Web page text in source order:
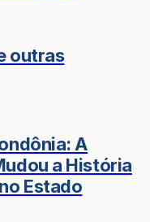
outras
A
a História
Estado